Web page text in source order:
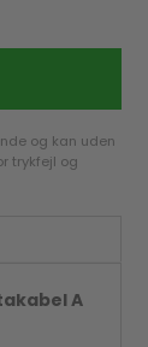
og kan uden
trykfejl og
A